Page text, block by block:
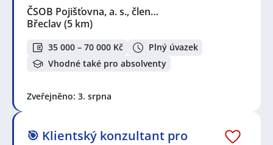
ČSOB Pojišťovna, a. s., člen…
Břeclav(5 km)
35 000 – 70 000 Kč
Plný úvazek
Vhodné také pro absolventy
Zveřejněno: 3. srpna
🎯 Klientský konzultant pro